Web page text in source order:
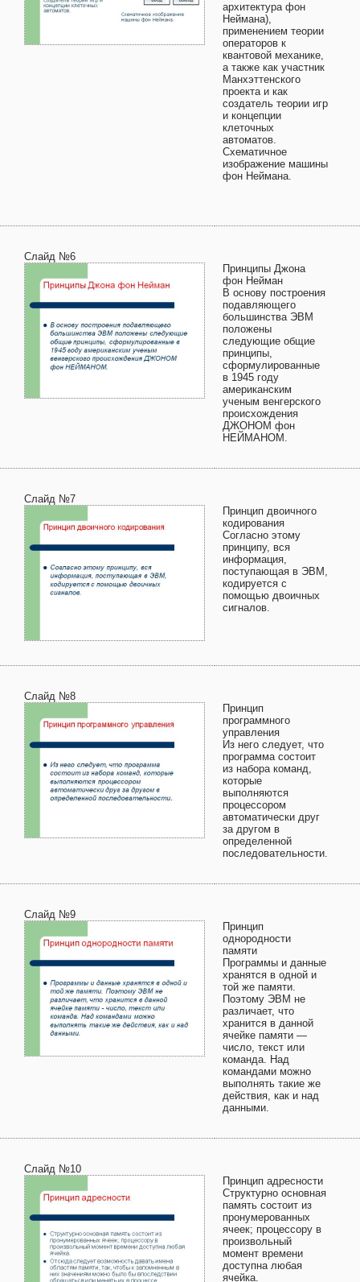
архитектура фон
Неймана),
применением теории
операторов к
квантовой механике,
а также как участник
Манхэттенского
проекта и как
создатель теории игр
и концепции
клеточных
автоматов.
Схематичное
изображение машины
фон Неймана.
Слайд №6
Принципы Джона
фон Нейман
В основу построения
подавляющего
большинства ЭВМ
положены
следующие общие
принципы,
сформулированные
в 1945 году
американским
ученым венгерского
происхождения
ДЖОНОМ фон
НЕЙМАНОМ.
Слайд №7
Принцип двоичного
кодирования
Согласно этому
принципу, вся
информация,
поступающая в ЭВМ,
кодируется с
помощью двоичных
сигналов.
Слайд №8
Принцип
программного
управления
Из него следует, что
программа состоит
из набора команд,
которые
выполняются
процессором
автоматически друг
за другом в
определенной
последовательности.
Слайд №9
Принцип
однородности
памяти
Программы и данные
хранятся в одной и
той же памяти.
Поэтому ЭВМ не
различает, что
хранится в данной
ячейке памяти —
число, текст или
команда. Над
командами можно
выполнять такие же
действия, как и над
данными.
Слайд №10
Принцип адресности
Структурно основная
память состоит из
пронумерованных
ячеек; процессору в
произвольный
момент времени
доступна любая
ячейка.